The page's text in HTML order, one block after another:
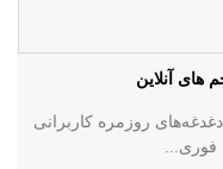
های آنلاین
روزمره کاربرانی